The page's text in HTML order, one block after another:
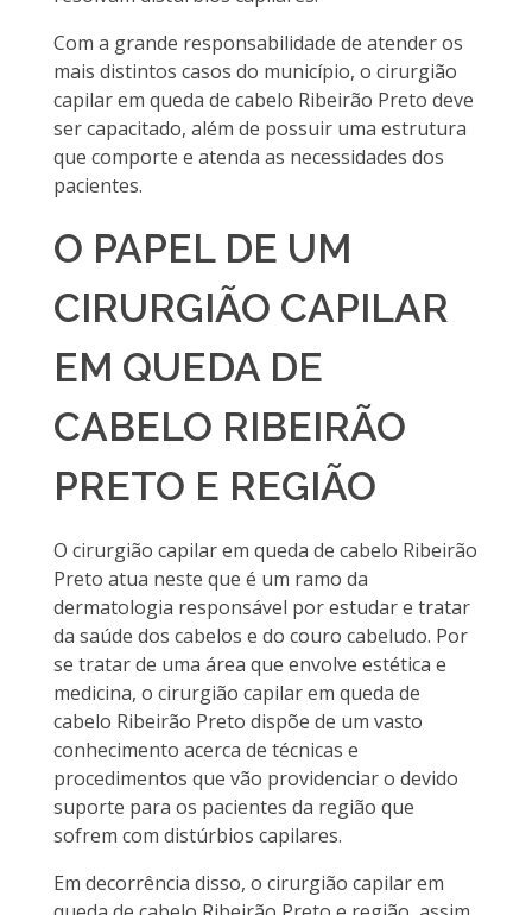
Com a grande responsabilidade de atender os
mais distintos casos do município, o cirurgião
capilar em queda de cabelo Ribeirão Preto deve
ser capacitado, além de possuir uma estrutura
que comporte e atenda as necessidades dos
pacientes.
O PAPEL DE UM
CIRURGIÃO CAPILAR
EM QUEDA DE
CABELO RIBEIRÃO
PRETO E REGIÃO
O cirurgião capilar em queda de cabelo Ribeirão
Preto atua neste que é um ramo da
dermatologia responsável por estudar e tratar
da saúde dos cabelos e do couro cabeludo. Por
se tratar de uma área que envolve estética e
medicina, o cirurgião capilar em queda de
cabelo Ribeirão Preto dispõe de um vasto
conhecimento acerca de técnicas e
procedimentos que vão providenciar o devido
suporte para os pacientes da região que
sofrem com distúrbios capilares.
Em decorrência disso, o cirurgião capilar em